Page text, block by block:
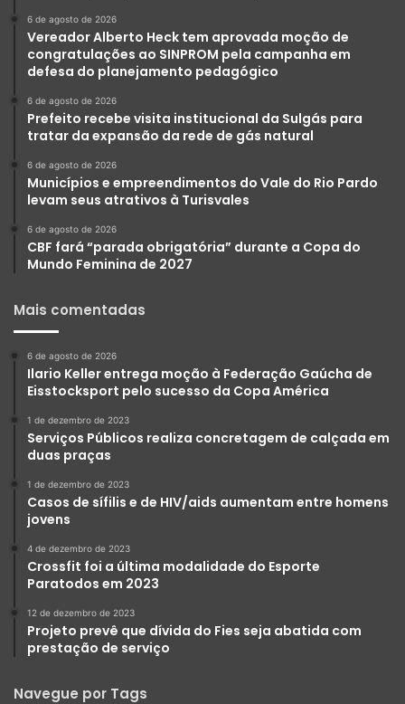
6 de agosto de 2026
Vereador Alberto Heck tem aprovada moção de
congratulações ao SINPROM pela campanha em
defesa do planejamento pedagógico
6 de agosto de 2026
Prefeito recebe visita institucional da Sulgás para
tratar da expansão da rede de gás natural
6 de agosto de 2026
Municípios e empreendimentos do Vale do Rio Pardo
levam seus atrativos à Turisvales
6 de agosto de 2026
CBF fará “parada obrigatória” durante a Copa do
Mundo Feminina de 2027
Mais comentadas
6 de agosto de 2026
Ilario Keller entrega moção à Federação Gaúcha de
Eisstocksport pelo sucesso da Copa América
1 de dezembro de 2023
Serviços Públicos realiza concretagem de calçada em
duas praças
1 de dezembro de 2023
Casos de sífilis e de HIV/aids aumentam entre homens
jovens
4 de dezembro de 2023
Crossfit foi a última modalidade do Esporte
Paratodos em 2023
12 de dezembro de 2023
Projeto prevê que dívida do Fies seja abatida com
prestação de serviço
Navegue por Tags